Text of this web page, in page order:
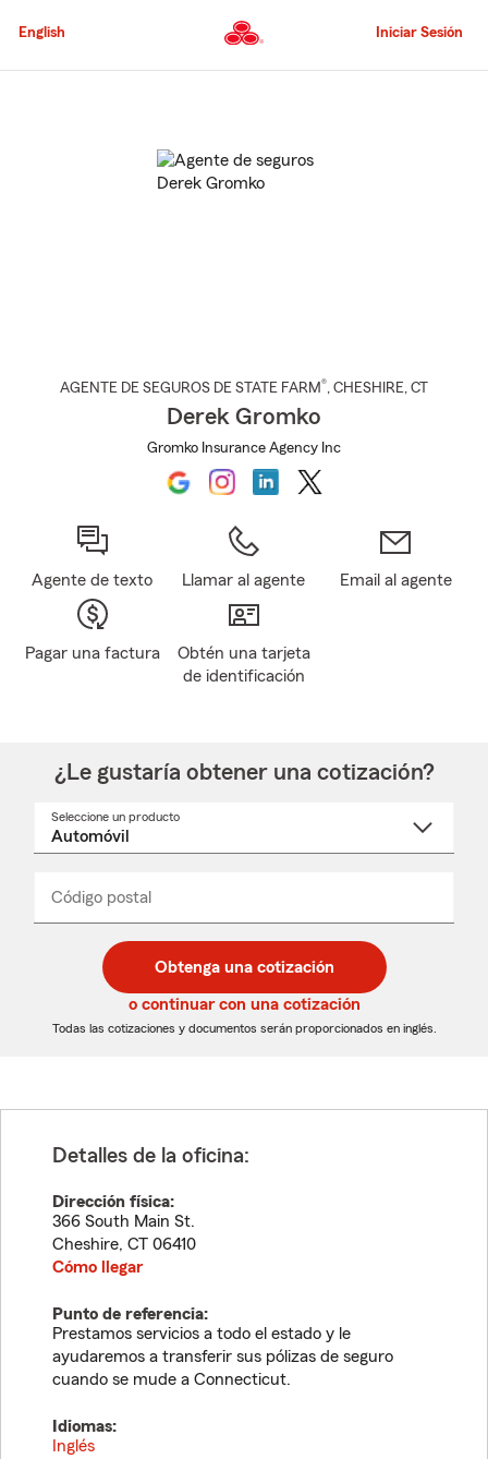
al
principal
English Iniciar Sesión
AGENTE DE SEGUROS DE STATE FARM®, CHESHIRE, CT
Derek Gromko
Gromko Insurance Agency Inc
Agente de texto Llamar al agente Email al agente
Pagar una factura
Obtén una tarjeta
de identificación
¿Le gustaría obtener una cotización?
Seleccione un producto
desplegable
Código postal
de
5
dígitos
de
5
dígitos
_____
Obtenga una cotización
o continuar con una cotización
Todas las cotizaciones y documentos serán proporcionados en inglés.
Detalles de la oficina:
Dirección física:
366 South Main St.
Cheshire, CT 06410
Cómo llegar
Punto de referencia:
Prestamos servicios a todo el estado y le
ayudaremos a transferir sus pólizas de seguro
cuando se mude a Connecticut.
Idiomas:
Inglés